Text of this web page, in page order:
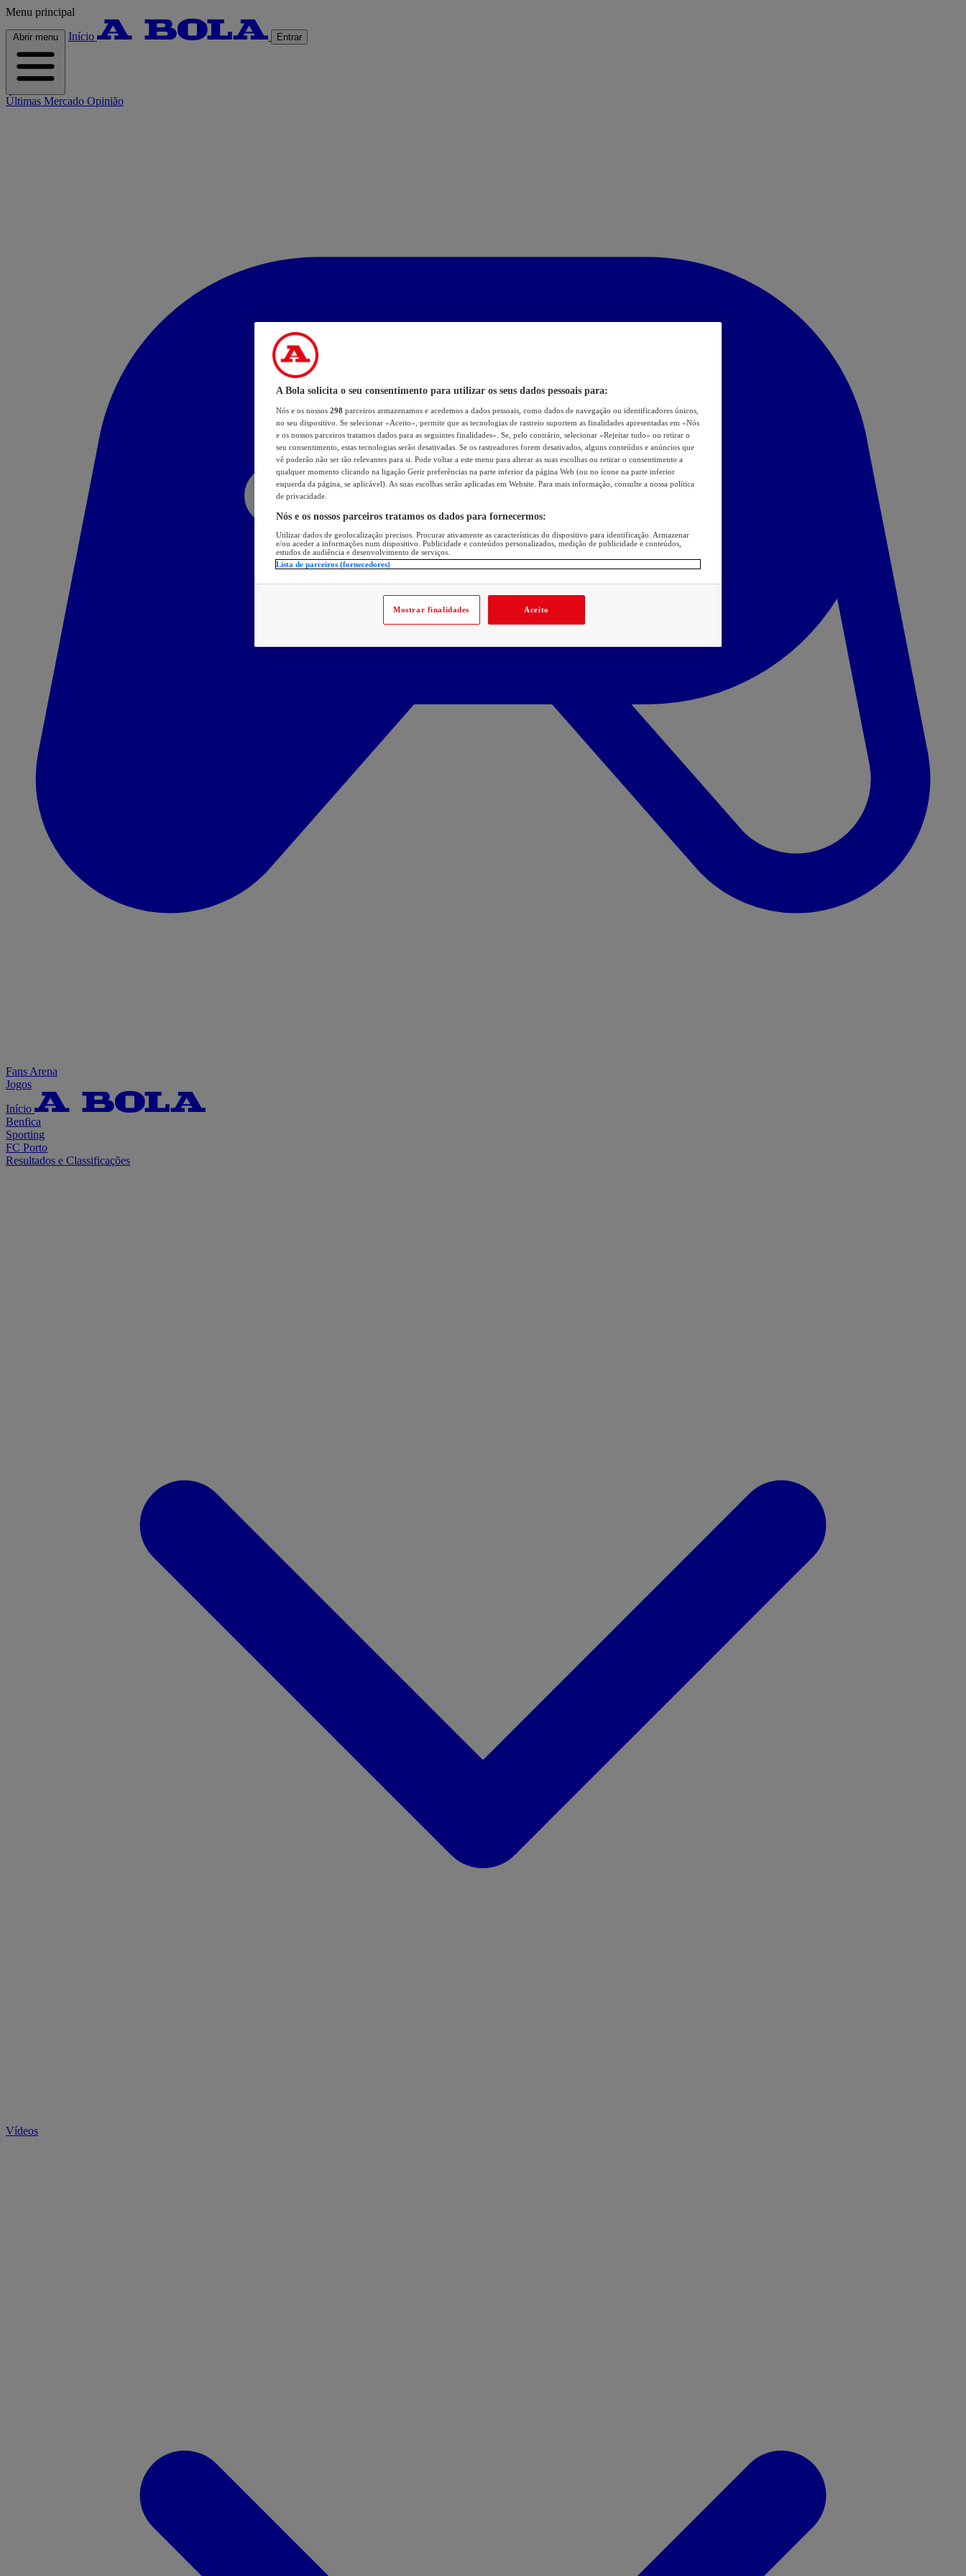
Menu principal
Abrir menu Início Entrar
Últimas Mercado Opinião
Fans Arena
Jogos
Início
Benfica
Sporting
FC Porto
Resultados e Classificações
Vídeos
A Bola solicita o seu consentimento para utilizar os seus dados pessoais para:
Nós e os nossos 298 parceiros armazenamos e acedemos a dados pessoais, como dados de navegação ou identificadores únicos,
no seu dispositivo. Se selecionar «Aceito», permite que as tecnologias de rastreio suportem as finalidades apresentadas em «Nós
e os nossos parceiros tratamos dados para as seguintes finalidades». Se, pelo contrário, selecionar «Rejeitar tudo» ou retirar o
seu consentimento, estas tecnologias serão desativadas. Se os rastreadores forem desativados, alguns conteúdos e anúncios que
vê poderão não ser tão relevantes para si. Pode voltar a este menu para alterar as suas escolhas ou retirar o consentimento a
qualquer momento clicando na ligação Gerir preferências na parte inferior da página Web (ou no ícone na parte inferior
esquerda da página, se aplicável). As suas escolhas serão aplicadas em Website. Para mais informação, consulte a nossa política
de privacidade.
Nós e os nossos parceiros tratamos os dados para fornecermos:
Utilizar dados de geolocalização precisos. Procurar ativamente as características do dispositivo para identificação. Armazenar
e/ou aceder a informações num dispositivo. Publicidade e conteúdos personalizados, medição de publicidade e conteúdos,
estudos de audiência e desenvolvimento de serviços.
Lista de parceiros (fornecedores)
Mostrar finalidades Aceito